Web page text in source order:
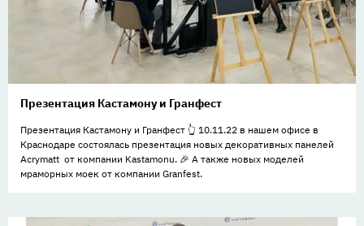
Презентация Кастамону и Гранфест
Презентация Кастамону и Гранфест 👆 10.11.22 в нашем офисе в
Краснодаре состоялась презентация новых декоративных панелей
Acrymatt от компании Kastamonu. 🎉 А также новых моделей
мраморных моек от компании Granfest.